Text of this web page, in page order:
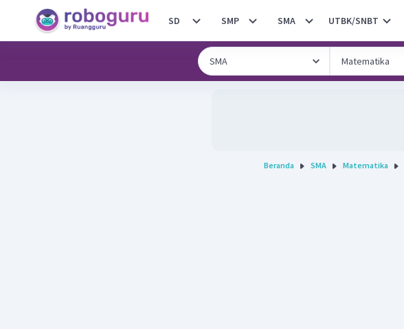
SD SMP SMA UTBK/SNBT
Beranda SMA Matematika